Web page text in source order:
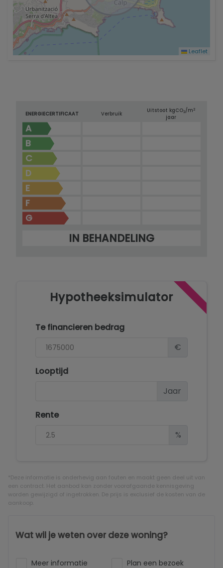
Leaflet
ENERGIECERTIFICAAT Verbruik
Uitstoot kgCO2/m2
jaar
A
B
C
D
E
F
G
IN BEHANDELING
Hypotheeksimulator
Te financieren bedrag
€
Looptijd
Jaar
Rente
%
*Deze informatie is onderhevig aan fouten en maakt geen deel uit van
een contract. Het aanbod kan zonder voorafgaande kennisgeving
worden gewijzigd of ingetrokken. De prijs is exclusief de kosten van de
aankoop.
Wat wil je weten over deze woning?
Meer informatie Plan een bezoek